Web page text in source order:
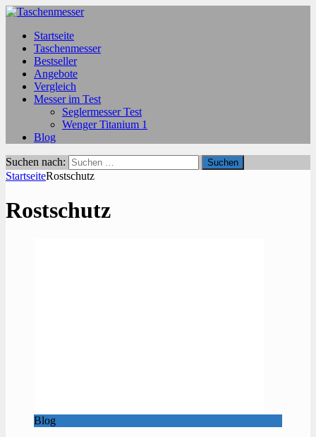
Startseite
Taschenmesser
Bestseller
Angebote
Vergleich
Messer im Test
Seglermesser Test
Wenger Titanium 1
Blog
Suchen nach:
StartseiteRostschutz
Rostschutz
Blog